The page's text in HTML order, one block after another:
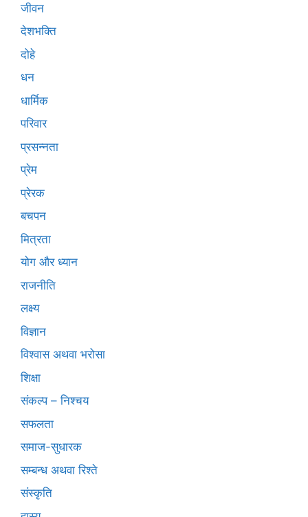
जीवन
देशभक्ति
दोहे
धन
धार्मिक
परिवार
प्रसन्नता
प्रेम
प्रेरक
बचपन
मित्रता
योग और ध्यान
राजनीति
लक्ष्य
विज्ञान
विश्वास अथवा भरोसा
शिक्षा
संकल्प – निश्चय
सफलता
समाज-सुधारक
सम्बन्ध अथवा रिश्ते
संस्कृति